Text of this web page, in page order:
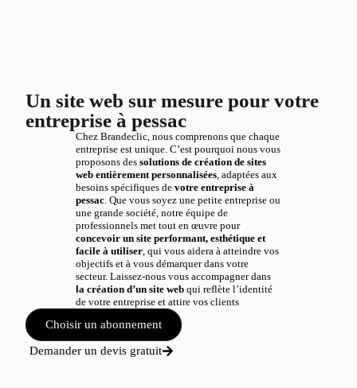
Un site web sur mesure pour votre
entreprise à pessac
Chez Brandeclic, nous comprenons que chaque
entreprise est unique. C’est pourquoi nous vous
proposons des solutions de création de sites
web entièrement personnalisées, adaptées aux
besoins spécifiques de votre entreprise à
pessac. Que vous soyez une petite entreprise ou
une grande société, notre équipe de
professionnels met tout en œuvre pour
concevoir un site performant, esthétique et
facile à utiliser, qui vous aidera à atteindre vos
objectifs et à vous démarquer dans votre
secteur. Laissez-nous vous accompagner dans
la création d’un site webqui reflète l’identité
de votre entreprise et attire vos clients
Choisir un abonnement
Demander un devis gratuit